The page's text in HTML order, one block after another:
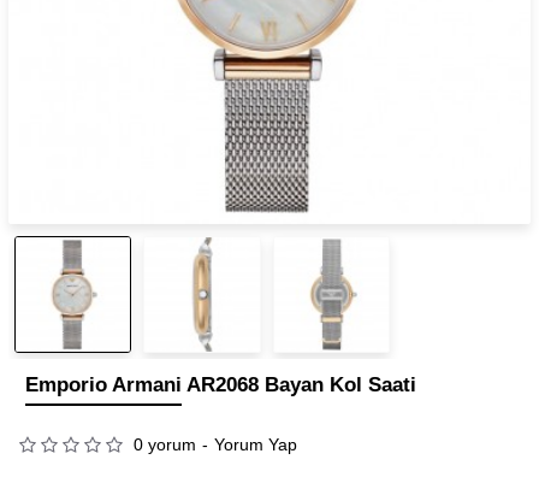
Emporio Armani AR2068 Bayan Kol Saati
0 yorum - Yorum Yap